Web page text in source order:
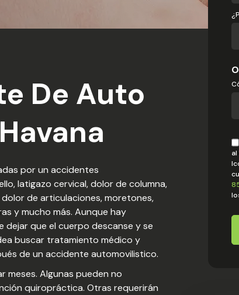
De Auto
por un accidentes
latigazo cervical, dolor de columna,
de articulaciones, moretones,
y mucho más. Aunque hay
dejar que el cuerpo descanse y se
buscar tratamiento médico y
de un accidente automovilistico.
meses. Algunas pueden no
quiropráctica. Otras requerirán